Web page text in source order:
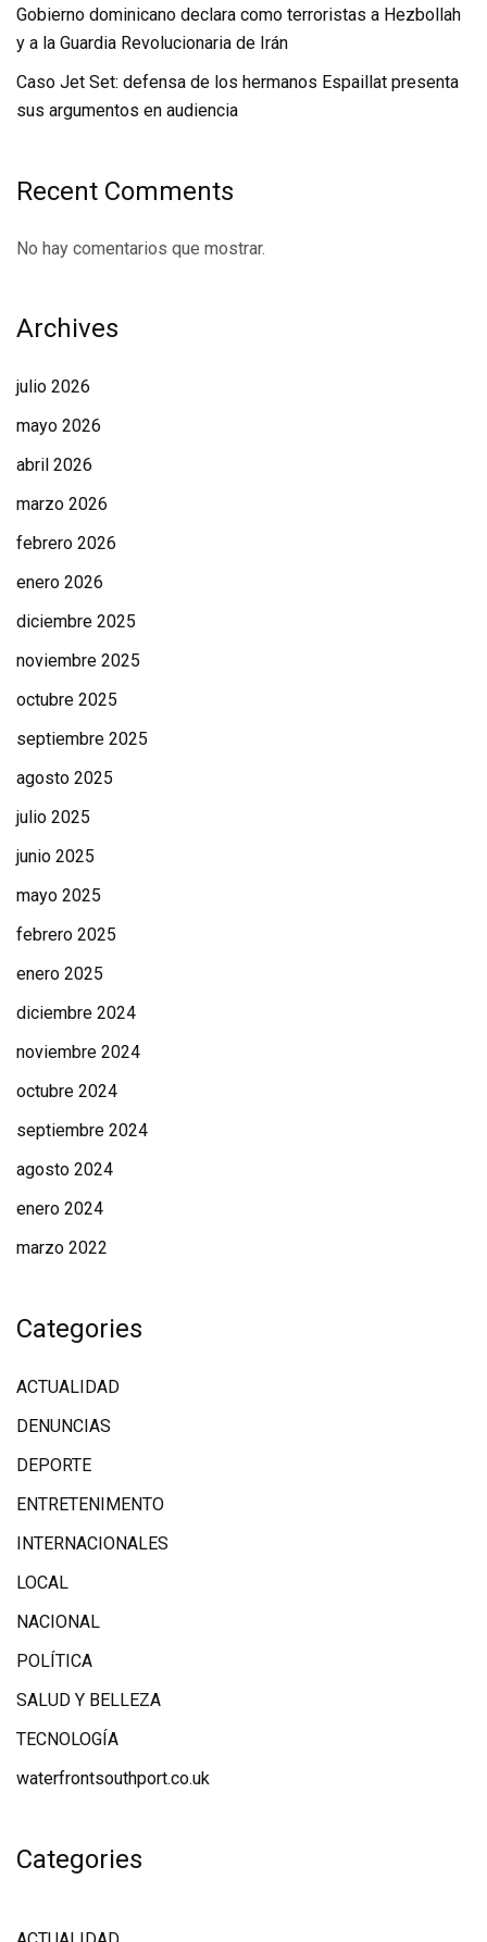
Gobierno dominicano declara como terroristas a Hezbollah
y a la Guardia Revolucionaria de Irán
Caso Jet Set: defensa de los hermanos Espaillat presenta
sus argumentos en audiencia
Recent Comments
No hay comentarios que mostrar.
Archives
julio 2026
mayo 2026
abril 2026
marzo 2026
febrero 2026
enero 2026
diciembre 2025
noviembre 2025
octubre 2025
septiembre 2025
agosto 2025
julio 2025
junio 2025
mayo 2025
febrero 2025
enero 2025
diciembre 2024
noviembre 2024
octubre 2024
septiembre 2024
agosto 2024
enero 2024
marzo 2022
Categories
ACTUALIDAD
DENUNCIAS
DEPORTE
ENTRETENIMENTO
INTERNACIONALES
LOCAL
NACIONAL
POLÍTICA
SALUD Y BELLEZA
TECNOLOGÍA
waterfrontsouthport.co.uk
Categories